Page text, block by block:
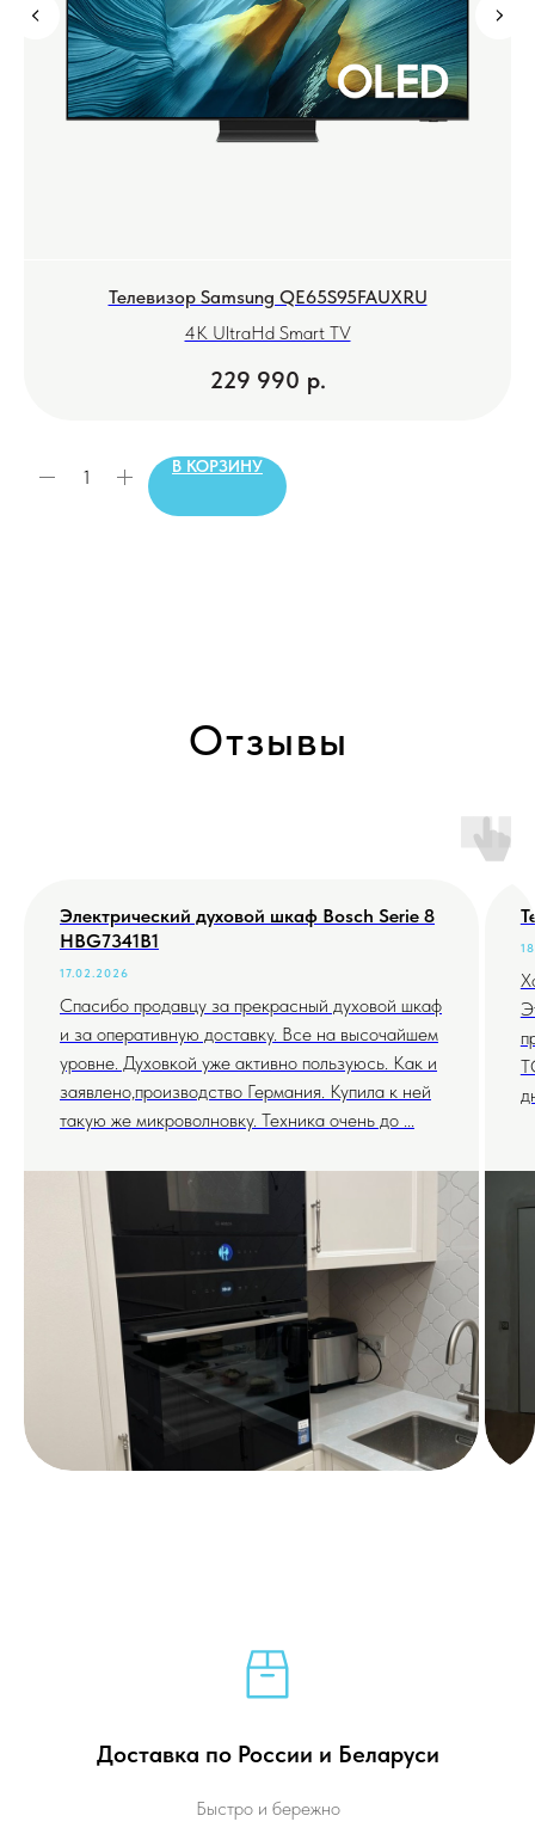
Телевизор Samsung QE65S95FAUXRU
4K UltraHd Smart TV
229 990 р.
В КОРЗИНУ
Отзывы
Электрический духовой шкаф Bosch Serie 8
HBG7341B1
17.02.2026
Спасибо продавцу за прекрасный духовой шкаф
и за оперативную доставку. Все на высочайшем
уровне. Духовкой уже активно пользуюсь. Как и
заявлено,производство Германия. Купила к ней
такую же микроволновку. Техника очень до ...
Доставка по России и Беларуси
Быстро и бережно